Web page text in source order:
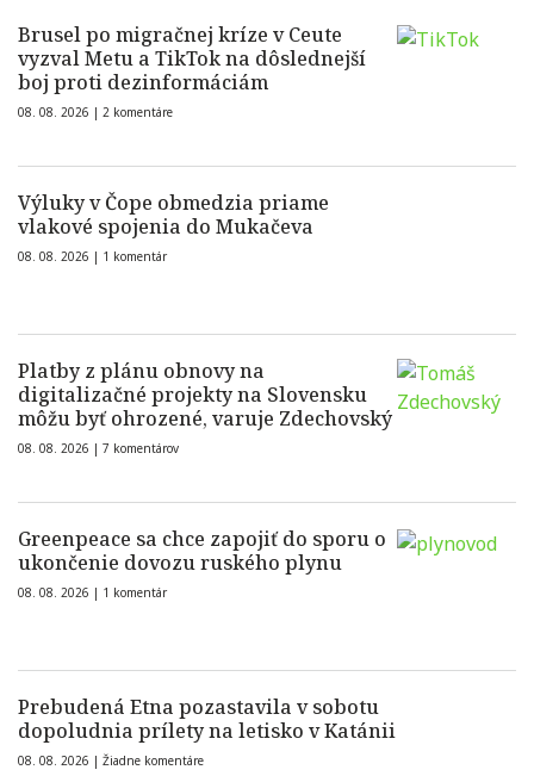
Brusel po migračnej kríze v Ceute
vyzval Metu a TikTok na dôslednejší
boj proti dezinformáciám
08. 08. 2026 | 2 komentáre
Výluky v Čope obmedzia priame
vlakové spojenia do Mukačeva
08. 08. 2026 | 1 komentár
Platby z plánu obnovy na
digitalizačné projekty na Slovensku
môžu byť ohrozené, varuje Zdechovský
08. 08. 2026 | 7 komentárov
Greenpeace sa chce zapojiť do sporu o
ukončenie dovozu ruského plynu
08. 08. 2026 | 1 komentár
Prebudená Etna pozastavila v sobotu
dopoludnia prílety na letisko v Katánii
08. 08. 2026 | Žiadne komentáre